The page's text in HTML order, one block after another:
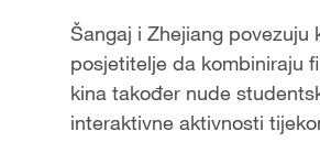
Šangaj i Zhejiang
posjetitelje da kombiniraju
kina također nude
interaktivne aktivnosti